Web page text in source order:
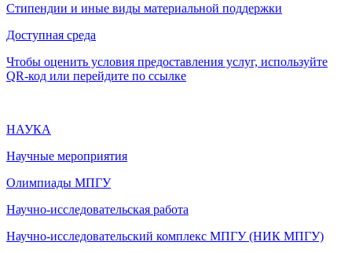
Стипендии и иные виды материальной поддержки
Доступная среда
Чтобы оценить условия предоставления услуг, используйте
QR-код или перейдите по ссылке
НАУКА
Научные мероприятия
Олимпиады МПГУ
Научно-исследовательская работа
Научно-исследовательский комплекс МПГУ (НИК МПГУ)